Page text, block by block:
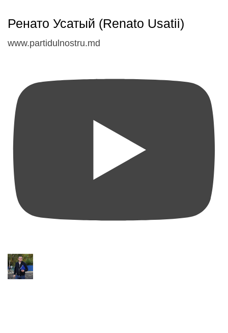
Ренато Усатый (Renato Usatii)
www.partidulnostru.md